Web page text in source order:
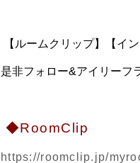
【ルームクリップ】【イ
是非フォロー&アイリーフ
◆RoomClip
https://roomclip.jp/